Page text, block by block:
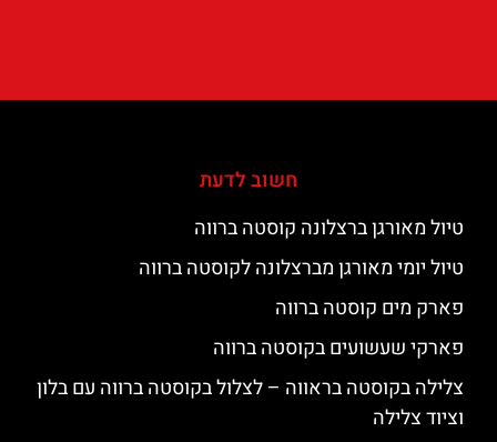
חשוב לדעת
טיול מאורגן ברצלונה קוסטה ברווה
טיול יומי מאורגן מברצלונה לקוסטה ברווה
פארק מים קוסטה ברווה
פארקי שעשועים בקוסטה ברווה
צלילה בקוסטה בראווה – לצלול בקוסטה ברווה עם בלון
וציוד צלילה